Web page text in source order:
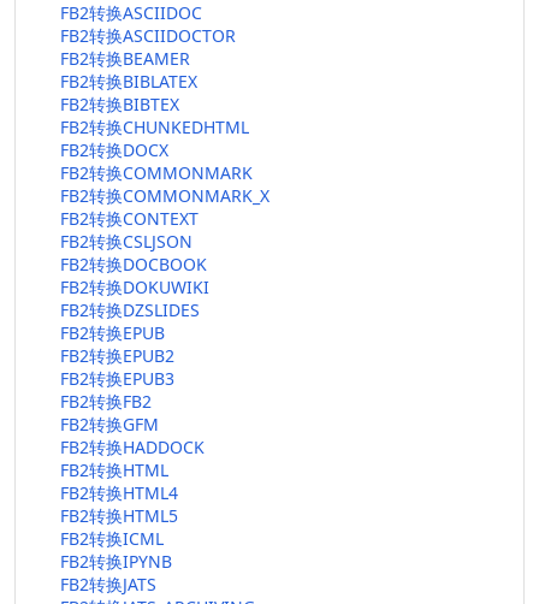
FB2转换ASCIIDOC
FB2转换ASCIIDOCTOR
FB2转换BEAMER
FB2转换BIBLATEX
FB2转换BIBTEX
FB2转换CHUNKEDHTML
FB2转换DOCX
FB2转换COMMONMARK
FB2转换COMMONMARK_X
FB2转换CONTEXT
FB2转换CSLJSON
FB2转换DOCBOOK
FB2转换DOKUWIKI
FB2转换DZSLIDES
FB2转换EPUB
FB2转换EPUB2
FB2转换EPUB3
FB2转换FB2
FB2转换GFM
FB2转换HADDOCK
FB2转换HTML
FB2转换HTML4
FB2转换HTML5
FB2转换ICML
FB2转换IPYNB
FB2转换JATS